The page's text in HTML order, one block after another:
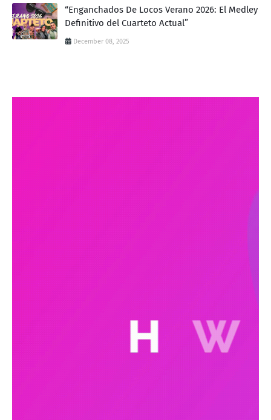
“Enganchados De Locos Verano 2026: El Medley
Definitivo del Cuarteto Actual”
December 08, 2025